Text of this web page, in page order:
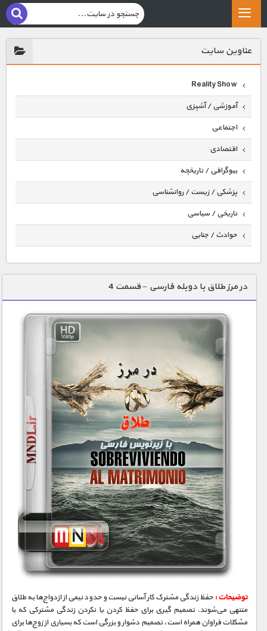
عناوين سايت
Reality Show
آموزشی / آشپزی
اجتماعی
اقتصادی
بیوگرافی / تاریخچه
پزشکی / زیست / روانشناسی
تاریخی / سیاسی
حوادث / جنایی
دنیای خوراکی ها
زمین شناسی / محیط زیست
سازه/ معماری/ مهندسی
سرگرمی
شناخت کودکان
طبیعت
علم و فناوری
فرهنگ / هنر
کیهان / نجوم
گردشگری
ماورایی
مسابقات / ورزشی
مستند های اختصاصی
در مرز طلاق با دوبله فارسی – قسمت 4
توضیحات : حفظ زندگی مشترک کار آسانی نیست و حدود نیمی از ازدواج‌ها به طلاق
منتهی می‌شوند. تصمیم گیری برای حفظ کردن یا نکردن زندگی مشترکی که با
مشکلات فراوان همراه است، تصمیم دشوار و بزرگی است که بسیاری از زوج‌ها برای